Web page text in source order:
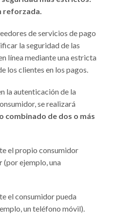
reforzada.
de servicios de pago
la seguridad de las
línea mediante una estricta
los clientes en los pagos.
la autenticación de la
se realizará
combinado de dos o más
el propio consumidor
(por ejemplo, una
el consumidor pueda
un teléfono móvil).